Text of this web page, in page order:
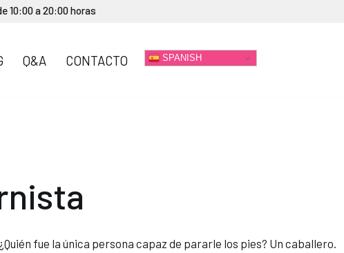
10:00 a 20:00 horas
Q&A CONTACTO SPANISH
fue la única persona capaz de pararle los pies? Un caballero.